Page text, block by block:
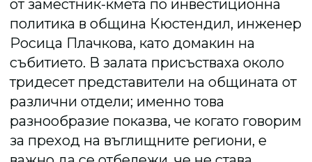
от заместник-кмета по инвестиционна
политика в община Кюстендил, инженер
Росица Плачкова, като домакин на
събитието. В залата присъстваха около
тридесет представители на общината от
различни отдели; именно това
разнообразие показва, че когато говорим
за преход на въглищните региони, е